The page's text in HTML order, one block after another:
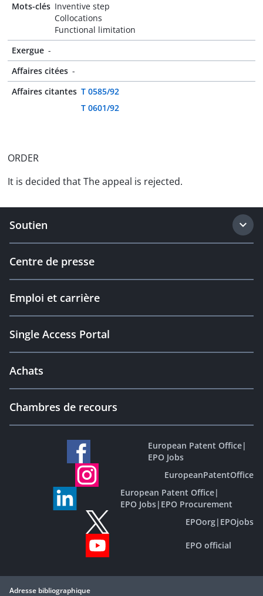
Mots-clés Inventive step
Collocations
Functional limitation
Exergue -
Affaires citées -
Affaires citantes T 0585/92
T 0601/92
ORDER
It is decided that The appeal is rejected.
Soutien
Centre de presse
Emploi et carrière
Single Access Portal
Achats
Chambres de recours
European Patent Office|
EPO Jobs
EuropeanPatentOffice
European Patent Office|
EPO Jobs| EPO Procurement
EPOorg| EPOjobs
EPO official
Adresse bibliographique